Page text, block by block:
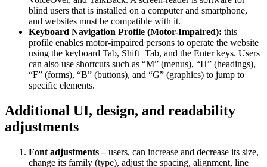
blind users that is installed on a computer and smartphone,
and websites must be compatible with it.
Keyboard Navigation Profile (Motor-Impaired): this
profile enables motor-impaired persons to operate the website
using the keyboard Tab, Shift+Tab, and the Enter keys. Users
can also use shortcuts such as “M” (menus), “H” (headings),
“F” (forms), “B” (buttons), and “G” (graphics) to jump to
specific elements.
Additional UI, design, and readability
adjustments
Font adjustments –users, can increase and decrease its size,
change its family (type), adjust the spacing, alignment, line